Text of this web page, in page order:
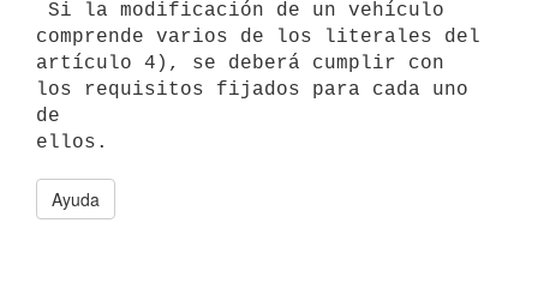
comprende varios de los literales del
artículo 4), se deberá cumplir con
los requisitos fijados para cada uno
de
Ayuda